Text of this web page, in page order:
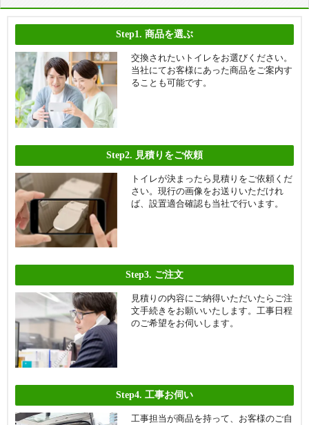
Step1. 商品を選ぶ
交換されたいトイレをお選びください。
当社にてお客様にあった商品をご案内す
ることも可能です。
Step2. 見積りをご依頼
トイレが決まったら見積りをご依頼くだ
さい。現行の画像をお送りいただけれ
ば、設置適合確認も当社で行います。
Step3. ご注文
見積りの内容にご納得いただいたらご注
文手続きをお願いいたします。工事日程
のご希望をお伺いします。
Step4. 工事お伺い
工事担当が商品を持って、お客様のご自